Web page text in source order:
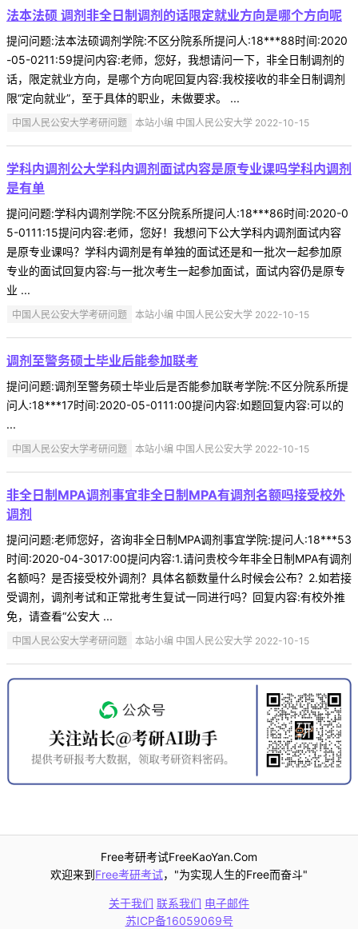
法本法硕 调剂非全日制调剂的话限定就业方向是哪个方向呢
提问问题:法本法硕调剂学院:不区分院系所提问人:18***88时间:2020
-05-0211:59提问内容:老师，您好，我想请问一下，非全日制调剂的
话，限定就业方向，是哪个方向呢回复内容:我校接收的非全日制调剂
限“定向就业”，至于具体的职业，未做要求。 ...
中国人民公安大学考研问题 本站小编 中国人民公安大学 2022-10-15
学科内调剂公大学科内调剂面试内容是原专业课吗学科内调剂
是有单
提问问题:学科内调剂学院:不区分院系所提问人:18***86时间:2020-0
5-0111:15提问内容:老师，您好！我想问下公大学科内调剂面试内容
是原专业课吗？学科内调剂是有单独的面试还是和一批次一起参加原
专业的面试回复内容:与一批次考生一起参加面试，面试内容仍是原专
业 ...
中国人民公安大学考研问题 本站小编 中国人民公安大学 2022-10-15
调剂至警务硕士毕业后能参加联考
提问问题:调剂至警务硕士毕业后是否能参加联考学院:不区分院系所提
问人:18***17时间:2020-05-0111:00提问内容:如题回复内容:可以的
...
中国人民公安大学考研问题 本站小编 中国人民公安大学 2022-10-15
非全日制MPA调剂事宜非全日制MPA有调剂名额吗接受校外
调剂
提问问题:老师您好，咨询非全日制MPA调剂事宜学院:提问人:18***53
时间:2020-04-3017:00提问内容:1.请问贵校今年非全日制MPA有调剂
名额吗？是否接受校外调剂？具体名额数量什么时候会公布？2.如若接
受调剂，调剂考试和正常批考生复试一同进行吗？回复内容:有校外推
免，请查看“公安大 ...
中国人民公安大学考研问题 本站小编 中国人民公安大学 2022-10-15
Free考研考试FreeKaoYan.Com
欢迎来到Free考研考试，"为实现人生的Free而奋斗"
关于我们 联系我们 电子邮件
苏ICP备16059069号